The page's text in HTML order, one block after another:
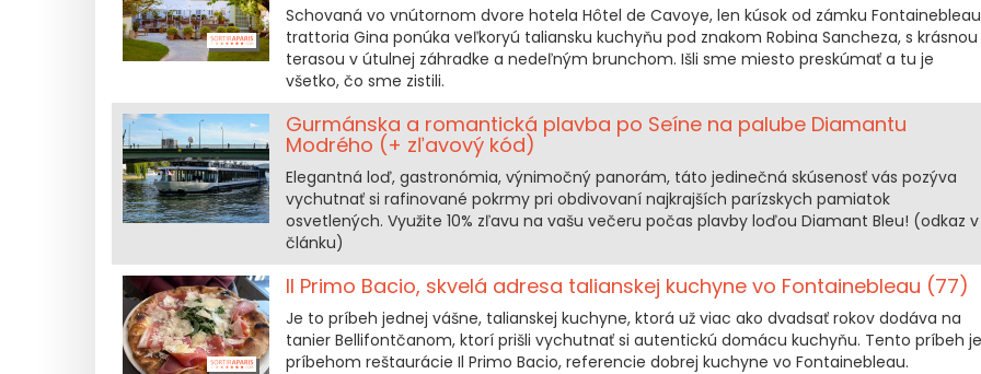
Schovaná vo vnútornom dvore hotela Hôtel de Cavoye, len kúsok od zámku
trattoria Gina ponúka veľkoryú taliansku kuchyňu pod znakom Robina Sancheza, s krásnou
terasou v útulnej záhradke a nedeľným brunchom. Išli sme miesto preskúmať a tu je
všetko, čo sme zistili.
Gurmánska a romantická plavba po Seíne na palube Diamantu
Modrého (+ zľavový kód)
Elegantná loď, gastronómia, výnimočný panorám, táto jedinečná skúsenosť vás pozýva
vychutnať si rafinované pokrmy pri obdivovaní najkrajších parízskych pamiatok
osvetlených. Využite 10% zľavu na vašu večeru počas plavby loďou Diamant Bleu! (odkaz v
článku)
Il Primo Bacio, skvelá adresa talianskej kuchyne vo Fontainebleau (77)
Je to príbeh jednej vášne, talianskej kuchyne, ktorá už viac ako dvadsať rokov dodáva na
tanier Bellifontčanom, ktorí prišli vychutnať si autentickú domácu kuchyňu. Tento príbeh je
príbehom reštaurácie Il Primo Bacio, referencie dobrej kuchyne vo Fontainebleau.